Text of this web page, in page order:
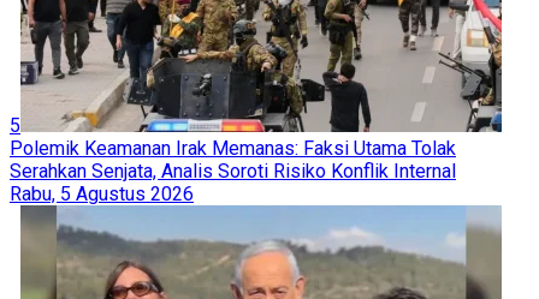
5
Polemik Keamanan Irak Memanas: Faksi Utama Tolak
Serahkan Senjata, Analis Soroti Risiko Konflik Internal
Rabu, 5 Agustus 2026